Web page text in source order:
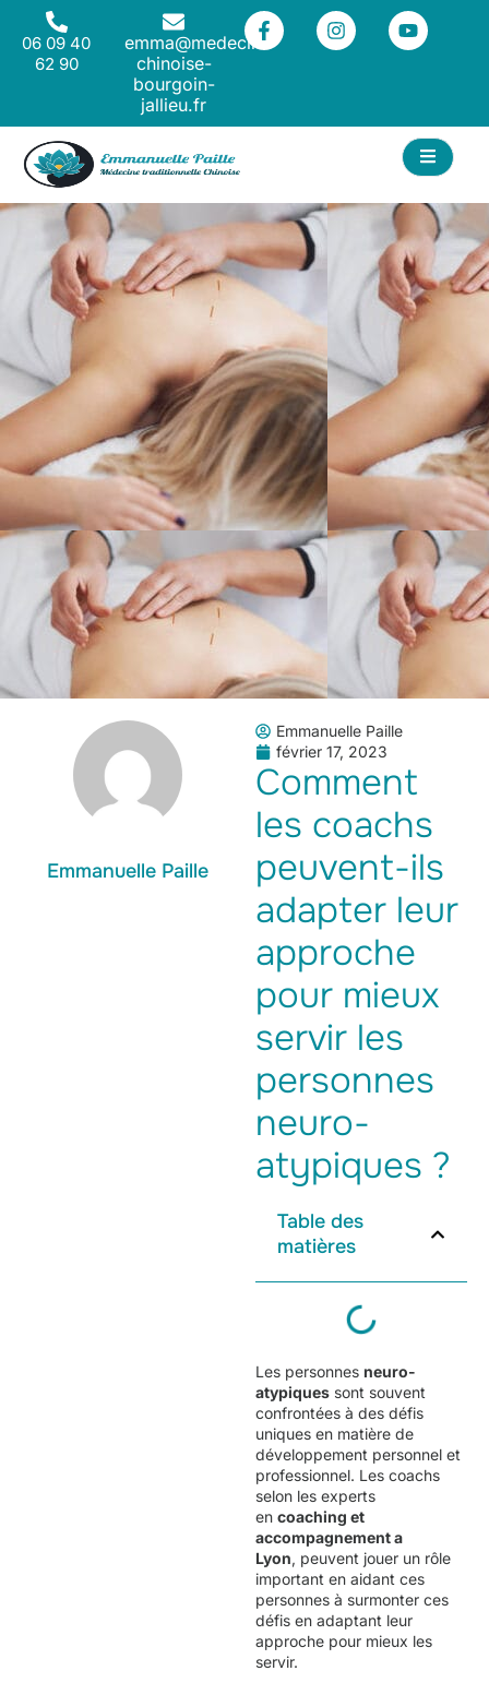
06 09 40
62 90
emma@medecine-
chinoise-
bourgoin-
jallieu.fr
Emmanuelle Paille
Emmanuelle Paille
février 17, 2023
Comment
les coachs
peuvent-ils
adapter leur
approche
pour mieux
servir les
personnes
neuro-
atypiques ?
Table des
matières
Les personnes neuro-
atypiques sont souvent
confrontées à des défis
uniques en matière de
développement personnel et
professionnel. Les coachs
selon les experts
en coaching et
accompagnement a
Lyon, peuvent jouer un rôle
important en aidant ces
personnes à surmonter ces
défis en adaptant leur
approche pour mieux les
servir.